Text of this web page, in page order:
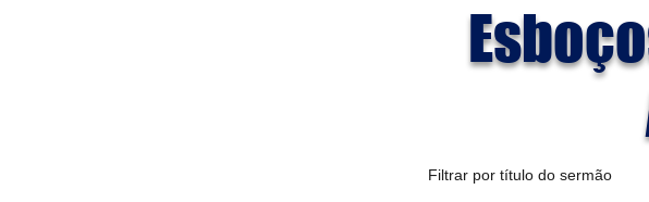
Filtrar por título do sermão